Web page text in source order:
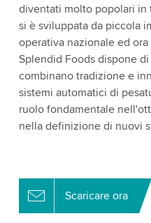
diventati molto popolari in
si è sviluppata da piccola
operativa nazionale ed
Splendid Foods dispone
combinano tradizione e
sistemi automatici di
ruolo fondamentale
nella definizione di nuovi
Scaricare ora